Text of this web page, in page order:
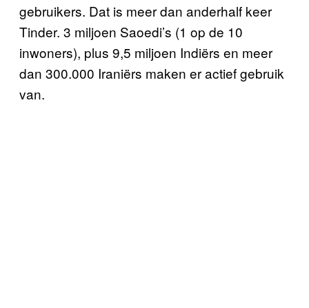
gebruikers. Dat is meer dan anderhalf keer
Tinder. 3 miljoen Saoedi’s (1 op de 10
inwoners), plus 9,5 miljoen Indiërs en meer
dan 300.000 Iraniërs maken er actief gebruik
van.